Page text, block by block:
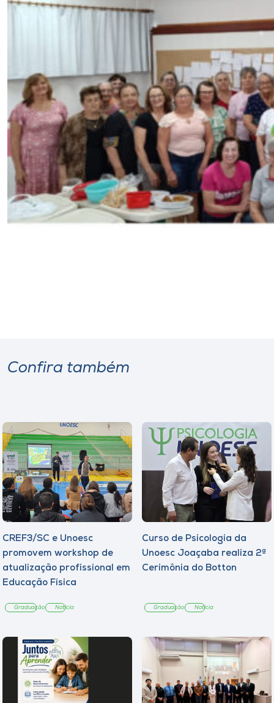
Confira também
CREF3/SC e Unoesc
promovem workshop de
atualização profissional em
Educação Física
Graduação Notícia
Curso de Psicologia da
Unoesc Joaçaba realiza 2ª
Cerimônia do Botton
Graduação Notícia